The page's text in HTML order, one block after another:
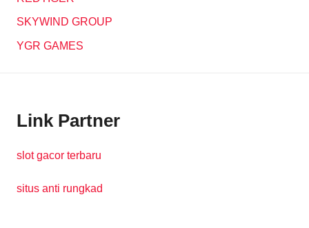
SKYWIND GROUP
YGR GAMES
Link Partner
slot gacor terbaru
situs anti rungkad